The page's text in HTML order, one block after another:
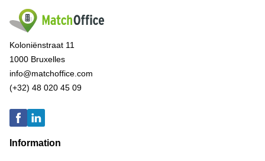
Koloniënstraat 11
1000 Bruxelles
info@matchoffice.com
(+32) 48 020 45 09
Information